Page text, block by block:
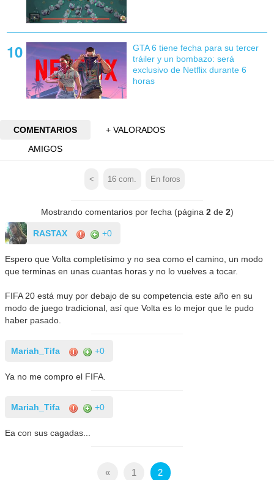
GTA 6 tiene fecha para su tercer
tráiler y un bombazo: será
exclusivo de Netflix durante 6
horas
COMENTARIOS
+ VALORADOS
AMIGOS
< 16 com. En foros
Mostrando comentarios por fecha (página 2de 2)
RASTAX +0
Espero que Volta completísimo y no sea como el camino, un modo
que terminas en unas cuantas horas y no lo vuelves a tocar.
FIFA 20 está muy por debajo de su competencia este año en su
modo de juego tradicional, así que Volta es lo mejor que le pudo
haber pasado.
Mariah_Tifa +0
Ya no me compro el FIFA.
Mariah_Tifa +0
Ea con sus cagadas...
« 1 2